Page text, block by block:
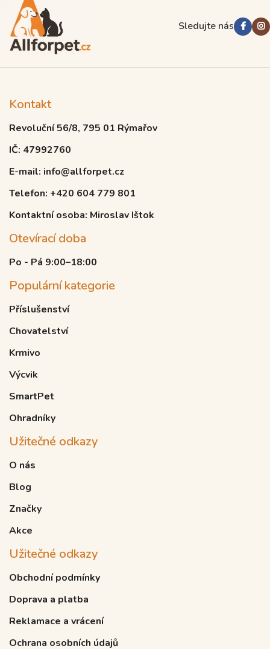
Sledujte nás
Kontakt
Revoluční 56/8, 795 01 Rýmařov
IČ: 47992760
E-mail: info@allforpet.cz
Telefon: +420 604 779 801
Kontaktní osoba: Miroslav Ištok
Otevírací doba
Po - Pá 9:00–18:00
Populární kategorie
Příslušenství
Chovatelství
Krmivo
Výcvik
SmartPet
Ohradníky
Užitečné odkazy
O nás
Blog
Značky
Akce
Užitečné odkazy
Obchodní podmínky
Doprava a platba
Reklamace a vrácení
Ochrana osobních údajů